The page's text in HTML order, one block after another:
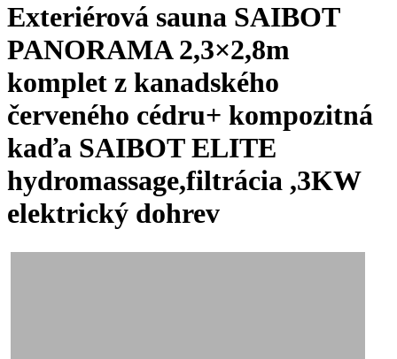
Exteriérová sauna SAIBOT
PANORAMA 2,3×2,8m
komplet z kanadského
červeného cédru+ kompozitná
kaďa SAIBOT ELITE
hydromassage,filtrácia ,3KW
elektrický dohrev